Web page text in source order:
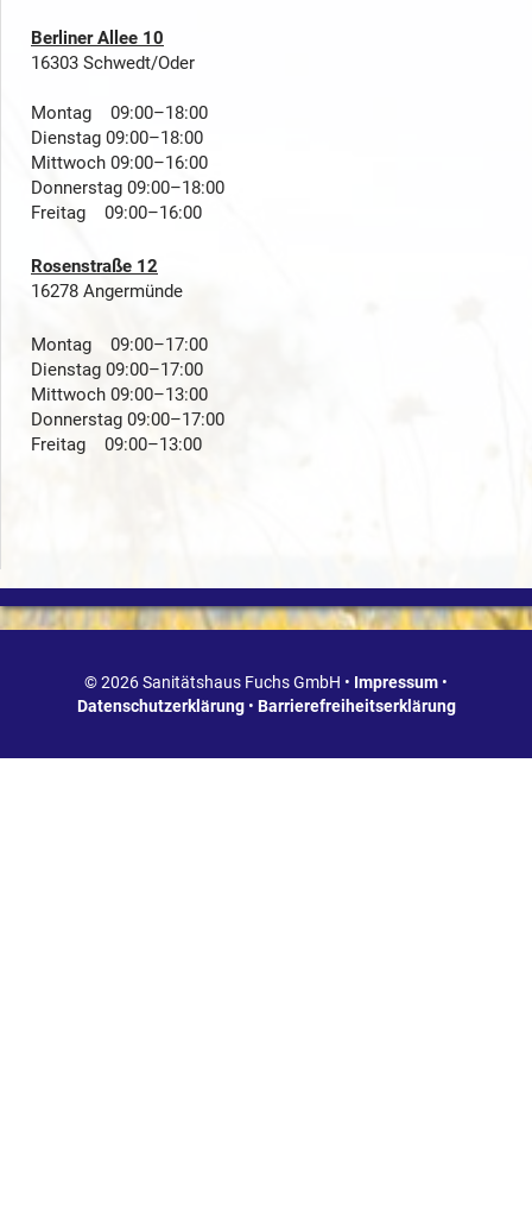
Berliner Allee 10
16303 Schwedt/Oder
Montag 09:00–18:00
Dienstag 09:00–18:00
Mittwoch 09:00–16:00
Donnerstag 09:00–18:00
Freitag 09:00–16:00
Rosenstraße 12
16278 Angermünde
Montag 09:00–17:00
Dienstag 09:00–17:00
Mittwoch 09:00–13:00
Donnerstag 09:00–17:00
Freitag 09:00–13:00
© 2026 Sanitätshaus Fuchs GmbH • Impressum •
Datenschutzerklärung• Barrierefreiheitserklärung